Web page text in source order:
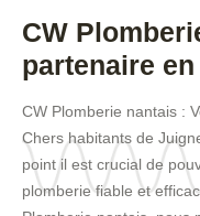
CW
partenaire
CW Plomberie nantais :
Chers habitants de
point il est crucial de
plomberie fiable et